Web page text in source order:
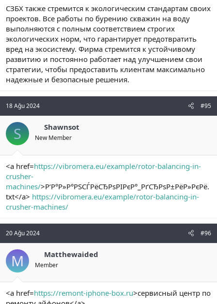
СЗБХ также стремится к экологическим стандартам своих
проектов. Все работы по бурению скважин на воду
выполняются с полным соответствием строгих
экологических норм, что гарантирует предотвратить
вред на экосистему. Фирма стремится к устойчивому
развитию и постоянно работает над улучшением свои
стратегии, чтобы предоставить клиентам максимально
надежные и безопасные решения.
18 Ağu 2024 #95
S Shawnsot
New Member
<a href=https://vibromera.eu/example/rotor-balancing-in-
crusher-
machines/>Р‘Р°Р»Р°РЅСЃРёСЂРѕРІРєР°_РґСЂРѕР±РёР»РєРё.
txt</a> https://vibromera.eu/example/rotor-balancing-in-
crusher-machines/
20 Ağu 2024 #96
M Matthewaided
Member
<a href=https://remont-iphone-box.ru>сервисный центр по